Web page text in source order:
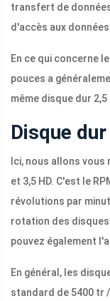
transfert de
d'accès aux données.
En ce qui concerne
pouces a
même disque dur
Disque
Ici, nous allons
et 3,5 HD. C'est le
révolutions par
rotation des
pouvez également
En général, les
standard de 5400 tr